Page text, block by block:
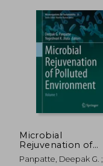
Microbial
Rejuvenation of
Polluted
Panpatte, Deepak G. ;